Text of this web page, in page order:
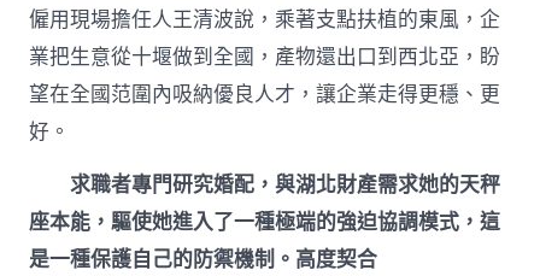
僱用現場擔任人王清波說，乘著支點扶植的東風，企
業把生意從十堰做到全國，產物還出口到西北亞，盼
望在全國范圍內吸納優良人才，讓企業走得更穩、更
好。
求職者專門研究婚配，與湖北財產需求她的天秤
座本能，驅使她進入了一種極端的強迫協調模式，這
是一種保護自己的防禦機制。高度契合